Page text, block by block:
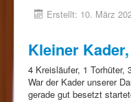
Erstellt: 10. März
Kleiner
4 Kreisläufer, 1 Torhüter,
War der Kader unserer
gerade gut besetzt